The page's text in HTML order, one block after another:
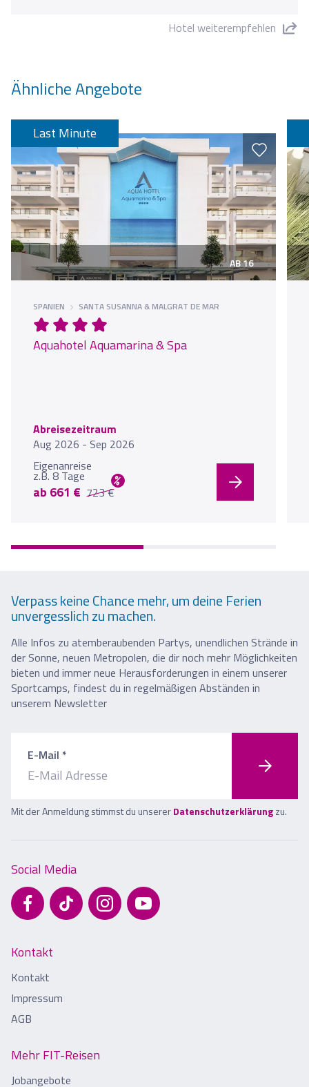
Hotel weiterempfehlen
Ähnliche Angebote
Last Minute
AB 16
SPANIEN SANTA SUSANNA & MALGRAT DE MAR
Aquahotel Aquamarina & Spa
Abreisezeitraum
Aug 2026 - Sep 2026
Eigenanreise
z.B. 8 Tage
ab 661 € 723 €
%
Verpass keine Chance mehr, um deine Ferien
unvergesslich zu machen.
Alle Infos zu atemberaubenden Partys, unendlichen Strände in
der Sonne, neuen Metropolen, die dir noch mehr Möglichkeiten
bieten und immer neue Herausforderungen in einem unserer
Sportcamps, findest du in regelmäßigen Abständen in
unserem Newsletter
E-Mail *
Mit der Anmeldung stimmst du unsererDatenschutzerklärungzu.
Social Media
Kontakt
Kontakt
Impressum
AGB
Mehr FIT-Reisen
Jobangebote